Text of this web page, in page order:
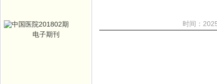
电子期刊
时间：